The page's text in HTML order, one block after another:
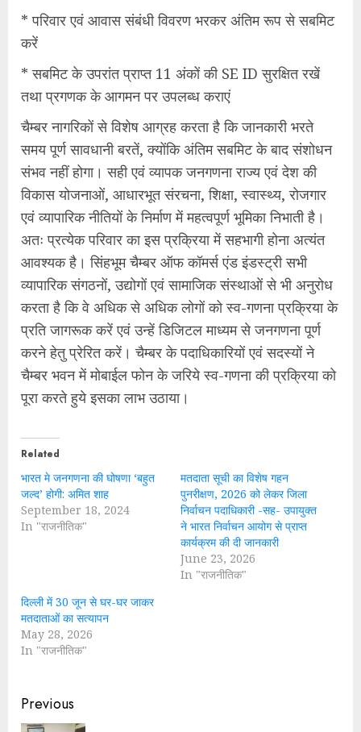
* परिवार एवं आवास संबंधी विवरण भरकर अंतिम रूप से सबमिट
करें
* सबमिट के उपरांत प्राप्त 11 अंकों की SE ID सुरक्षित रखें
तथा प्रगणक के आगमन पर उपलब्ध कराएं
चैम्बर नागरिकों से विशेष आग्रह करता है कि जानकारी भरते
समय पूर्ण सावधानी बरतें, क्योंकि अंतिम सबमिट के बाद संशोधन
संभव नहीं होगा। सही एवं व्यापक जनगणना राज्य एवं देश की
विकास योजनाओं, आधारभूत संरचना, शिक्षा, स्वास्थ्य, रोजगार
एवं व्यापारिक नीतियों के निर्माण में महत्वपूर्ण भूमिका निभाती है।
अतः प्रत्येक परिवार का इस प्रक्रिया में सहभागी होना अत्यंत
आवश्यक है। सिंहभूम चैम्बर ऑफ कॉमर्स एंड इंडस्ट्री सभी
व्यापारिक संगठनों, उद्योगों एवं सामाजिक संस्थाओं से भी अनुरोध
करता है कि वे अधिक से अधिक लोगों को स्व-गणना प्रक्रिया के
प्रति जागरूक करें एवं उन्हें डिजिटल माध्यम से जनगणना पूर्ण
करने हेतु प्रेरित करें। चैम्बर के पदाधिकारियों एवं सदस्यों ने
चैम्बर भवन में मोबाईल फोन के जरिये स्व-गणना की प्रक्रिया को
पूरा करते हुये इसका लाभ उठाया।
Related
भारत मे जनगणना की घोषणा ‘बहुत
जल्द’ होगी: अमित शाह
September 18, 2024
In "राजनीतिक"
मतदाता सूची का विशेष गहन
पुनरीक्षण, 2026 को लेकर जिला
निर्वाचन पदाधिकारी -सह- उपायुक्त
ने भारत निर्वाचन आयोग से प्राप्त
कार्यक्रम की दी जानकारी
June 23, 2026
In "राजनीतिक"
दिल्ली में 30 जून से घर-घर जाकर
मतदाताओं का सत्यापन
May 28, 2026
In "राजनीतिक"
Continue
Previous